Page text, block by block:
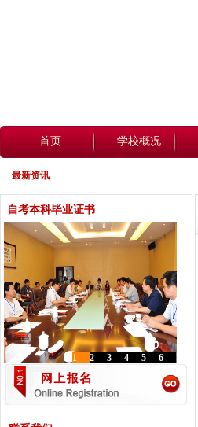
首页 学校概况
最新资讯
自考本科毕业证书
6
5
4
3
2
1